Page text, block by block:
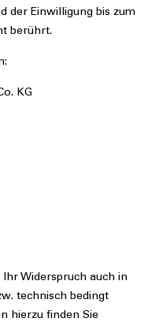
der Einwilligung bis zum
berührt.
KG
Widerspruch auch in
technisch bedingt
hierzu finden Sie